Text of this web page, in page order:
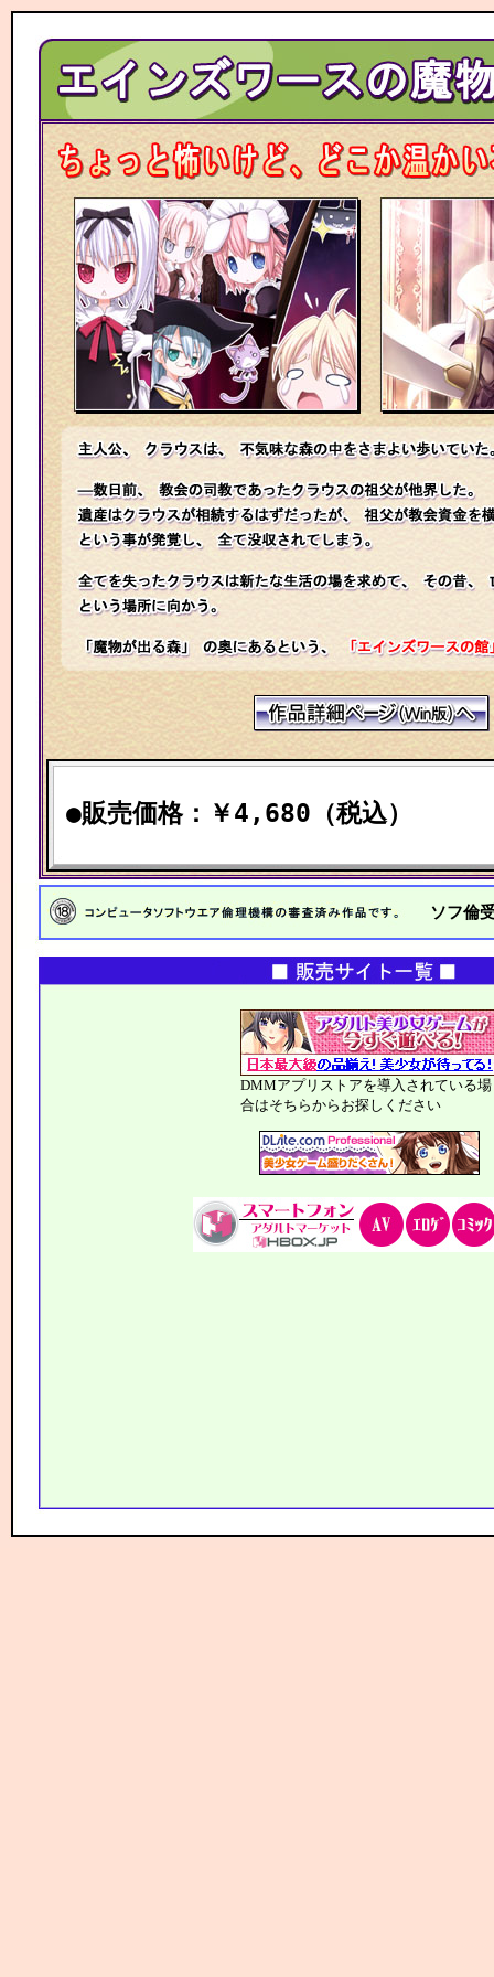
●販売価格：￥4,680（税込）
ソフ倫
DMMアプリストアを導入されている場
合はそちらからお探しください